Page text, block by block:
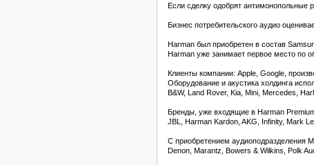
Если сделку одобрят антимонопольные
Бизнес потребительского аудио
Harman был приобретен в состав
Harman уже занимает первое место по
Клиенты компании: Apple, Google,
Оборудование и акустика холдинга
B&W, Land Rover, Kia, Mini, Mercedes,
Бренды, уже входящие в Harman
JBL, Harman Kardon, AKG, Infinity, Mark
С приобретением аудиоподразделения
Denon, Marantz, Bowers & Wilkins, Polk